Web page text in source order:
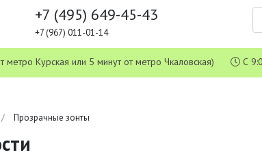
+7 (495) 649-45-43
+7 (967) 011-01-14
метро Курская или 5 минут от метро Чкаловская) С
Прозрачные зонты